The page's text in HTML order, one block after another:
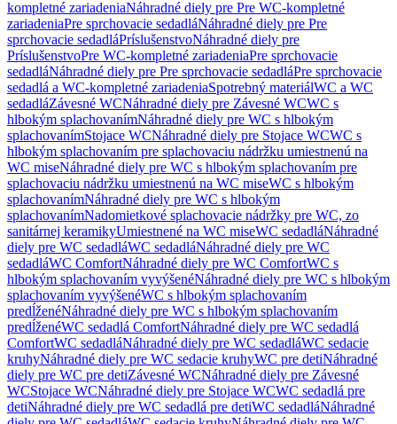
kompletné zariadeniaNáhradné diely pre Pre WC-kompletné
zariadeniaPre sprchovacie sedadláNáhradné diely pre Pre
sprchovacie sedadláPríslušenstvoNáhradné diely pre
PríslušenstvoPre WC-kompletné zariadeniaPre sprchovacie
sedadláNáhradné diely pre Pre sprchovacie sedadláPre sprchovacie
sedadlá a WC-kompletné zariadeniaSpotrebný materiálWC a WC
sedadláZávesné WCNáhradné diely pre Závesné WCWC s
hlbokým splachovanímNáhradné diely pre WC s hlbokým
splachovanímStojace WCNáhradné diely pre Stojace WCWC s
hlbokým splachovaním pre splachovaciu nádržku umiestnenú na
WC miseNáhradné diely pre WC s hlbokým splachovaním pre
splachovaciu nádržku umiestnenú na WC miseWC s hlbokým
splachovanímNáhradné diely pre WC s hlbokým
splachovanímNadomietkové splachovacie nádržky pre WC, zo
sanitárnej keramikyUmiestnené na WC miseWC sedadláNáhradné
diely pre WC sedadláWC sedadláNáhradné diely pre WC
sedadláWC ComfortNáhradné diely pre WC ComfortWC s
hlbokým splachovaním vyvýšenéNáhradné diely pre WC s hlbokým
splachovaním vyvýšenéWC s hlbokým splachovaním
predĺženéNáhradné diely pre WC s hlbokým splachovaním
predĺženéWC sedadlá ComfortNáhradné diely pre WC sedadlá
ComfortWC sedadláNáhradné diely pre WC sedadláWC sedacie
kruhyNáhradné diely pre WC sedacie kruhyWC pre detiNáhradné
diely pre WC pre detiZávesné WCNáhradné diely pre Závesné
WCStojace WCNáhradné diely pre Stojace WCWC sedadlá pre
detiNáhradné diely pre WC sedadlá pre detiWC sedadláNáhradné